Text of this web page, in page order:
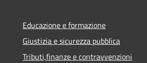
Educazione e formazione
Giustizia e sicurezza pubblica
Tributi,finanze e contravvenzioni